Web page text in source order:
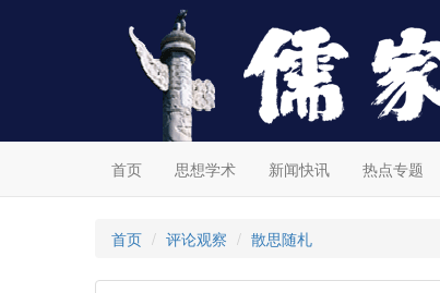
首页 思想学术 新闻快讯 热点专题
首页 评论观察 散思随札